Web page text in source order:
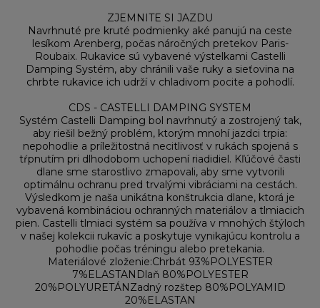
ZJEMNITE SI JAZDU
Navrhnuté pre kruté podmienky aké panujú na ceste
lesíkom Arenberg, počas náročných pretekov Paris-
Roubaix. Rukavice sú vybavené výstelkami Castelli
Damping Systém, aby chránili vaše ruky a sieťovina na
chrbte rukavice ich udrží v chladivom pocite a pohodlí.
CDS - CASTELLI DAMPING SYSTEM
Systém Castelli Damping bol navrhnutý a zostrojený tak,
aby riešil bežný problém, ktorým mnohí jazdci trpia:
nepohodlie a príležitostná necitlivosť v rukách spojená s
tŕpnutím pri dlhodobom uchopení riadidiel. Kľúčové časti
dlane sme starostlivo zmapovali, aby sme vytvorili
optimálnu ochranu pred trvalými vibráciami na cestách.
Výsledkom je naša unikátna konštrukcia dlane, ktorá je
vybavená kombináciou ochranných materiálov a tlmiacich
pien. Castelli tlmiaci systém sa používa v mnohých štýloch
v našej kolekcii rukavíc a poskytuje vynikajúcu kontrolu a
pohodlie počas tréningu alebo pretekania.
Materiálové zloženie:Chrbát 93%POLYESTER
7%ELASTANDlaň 80%POLYESTER
20%POLYURETÁNZadný rozštep 80%POLYAMID
20%ELASTAN